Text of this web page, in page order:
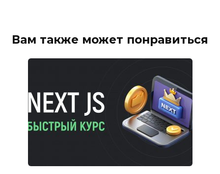
Вам также может понравиться